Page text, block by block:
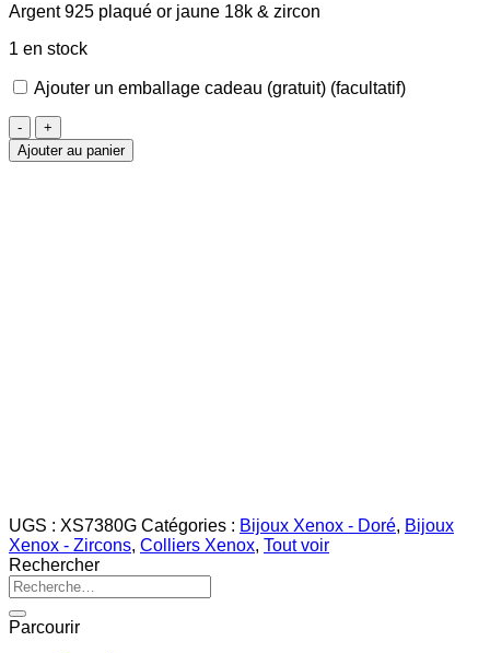
Argent 925 plaqué or jaune 18k & zircon
1 en stock
Ajouter un emballage cadeau (gratuit) (facultatif)
quantité
de
Collier
Ajouter au panier
UGS : XS7380G Catégories : Bijoux Xenox - Doré, Bijoux
Xenox - Zircons, Colliers Xenox, Tout voir
Rechercher
Recherche
pour :
Parcourir